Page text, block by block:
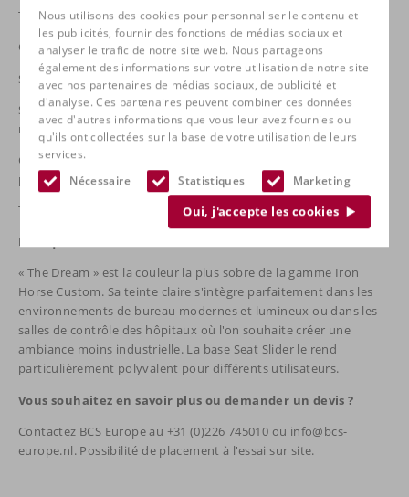
Nous utilisons des cookies pour personnaliser le contenu et
les publicités, fournir des fonctions de médias sociaux et
analyser le trafic de notre site web. Nous partageons
également des informations sur votre utilisation de notre site
avec nos partenaires de médias sociaux, de publicité et
d'analyse. Ces partenaires peuvent combiner ces données
avec d'autres informations que vous leur avez fournies ou
qu'ils ont collectées sur la base de votre utilisation de leurs
services.
Nécessaire
Statistiques Marketing
Oui, j'accepte les cookies
Taille de l'utilisateur : 1,68 – 1,91 m
Couleur : crème avec des touches de gris
Seat Slider (profondeur d'assise réglable, plage de réglage de 2")
Système Air Lumbar, réglage indépendant du dossier,
mécanisme HD Tilt
Garantie : 10 ans pour le cadre, 5 ans pour les composants, 3 ans
pour le rembourrage, les roues et les accoudoirs.
Testé : ANSI/BIFMA X5.1
Pourquoi cette chaise ?
« The Dream » est la couleur la plus sobre de la gamme Iron
Horse Custom. Sa teinte claire s'intègre parfaitement dans les
environnements de bureau modernes et lumineux ou dans les
salles de contrôle des hôpitaux où l'on souhaite créer une
ambiance moins industrielle. La base Seat Slider le rend
particulièrement polyvalent pour différents utilisateurs.
Vous souhaitez en savoir plus ou demander un devis ?
Contactez BCS Europe au +31 (0)226 745010 ou info@bcs-
europe.nl. Possibilité de placement à l'essai sur site.